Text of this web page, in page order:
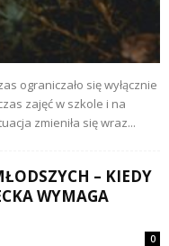
ograniczało się wyłącznie
zajęć w szkole i na
zmieniła się wraz...
– KIEDY
WYMAGA
0